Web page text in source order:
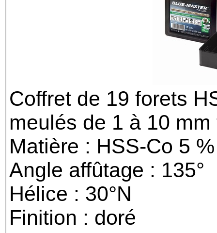
Coffret de 19 forets
meulés de 1 à 10
Matière : HSS-Co 5 %
Angle affûtage : 135°
Hélice : 30°N
Finition : doré